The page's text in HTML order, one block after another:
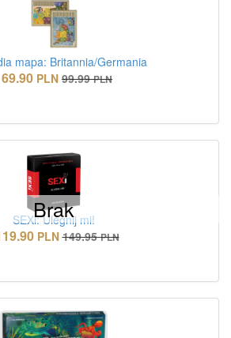
mapa: Britannia/Germania
69.90 PLN 99.99 PLN
Brak
SEXi: Ulegnij mi!
PLN 149.95 PLN